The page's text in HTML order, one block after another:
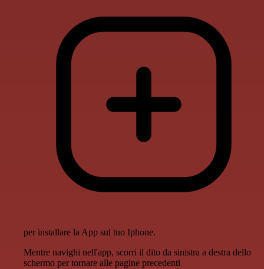
per installare la App sul tuo Iphone.
Mentre navighi nell'app, scorri il dito da sinistra a destra dello
schermo per tornare alle pagine precedenti